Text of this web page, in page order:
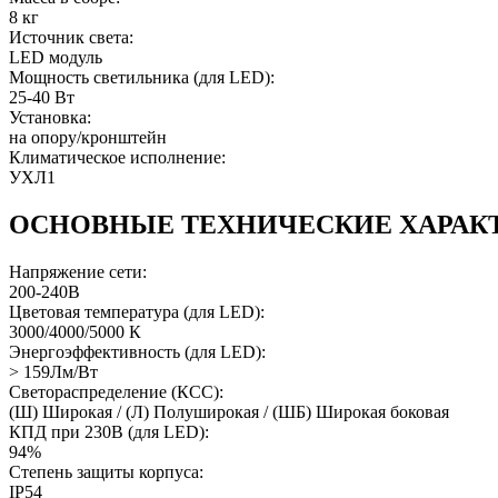
8 кг
Источник света:
LED модуль
Мощность светильника (для LED):
25-40 Вт
Установка:
на опору/кронштейн
Климатическое исполнение:
УХЛ1
ОСНОВНЫЕ ТЕХНИЧЕСКИЕ
Напряжение сети:
200-240В
Цветовая температура (для LED):
3000/4000/5000 К
Энергоэффективность (для LED):
> 159Лм/Вт
Светораспределение (КСС):
(Ш) Широкая / (Л) Полуширокая / (ШБ) Широкая боковая
КПД при 230В (для LED):
94%
Степень защиты корпуса:
IP54